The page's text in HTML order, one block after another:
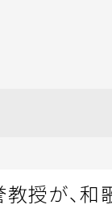
授が、